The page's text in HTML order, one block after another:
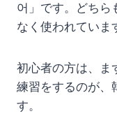
어」です。どちら
なく使われていま
初心者の方は、ま
練習をするのが、
す。